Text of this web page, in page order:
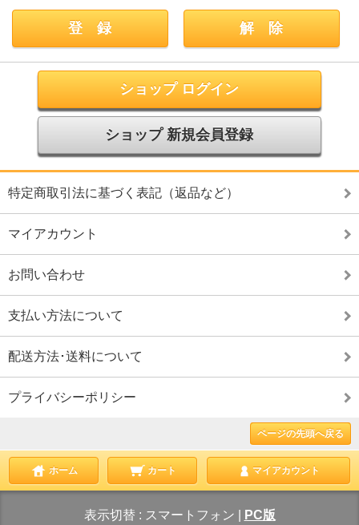
ショップ ログイン
ショップ 新規会員登録
特定商取引法に基づく表記（返品など）
マイアカウント
お問い合わせ
支払い方法について
配送方法･送料について
プライバシーポリシー
ページの先頭へ戻る
ホーム カート マイアカウント
表示切替 : スマートフォン PC版